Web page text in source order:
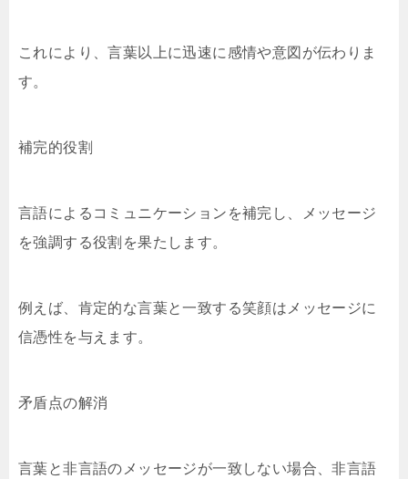
これにより、言葉以上に迅速に感情や意図が伝わりま
す。
補完的役割
言語によるコミュニケーションを補完し、メッセージ
を強調する役割を果たします。
例えば、肯定的な言葉と一致する笑顔はメッセージに
信憑性を与えます。
矛盾点の解消
言葉と非言語のメッセージが一致しない場合、非言語